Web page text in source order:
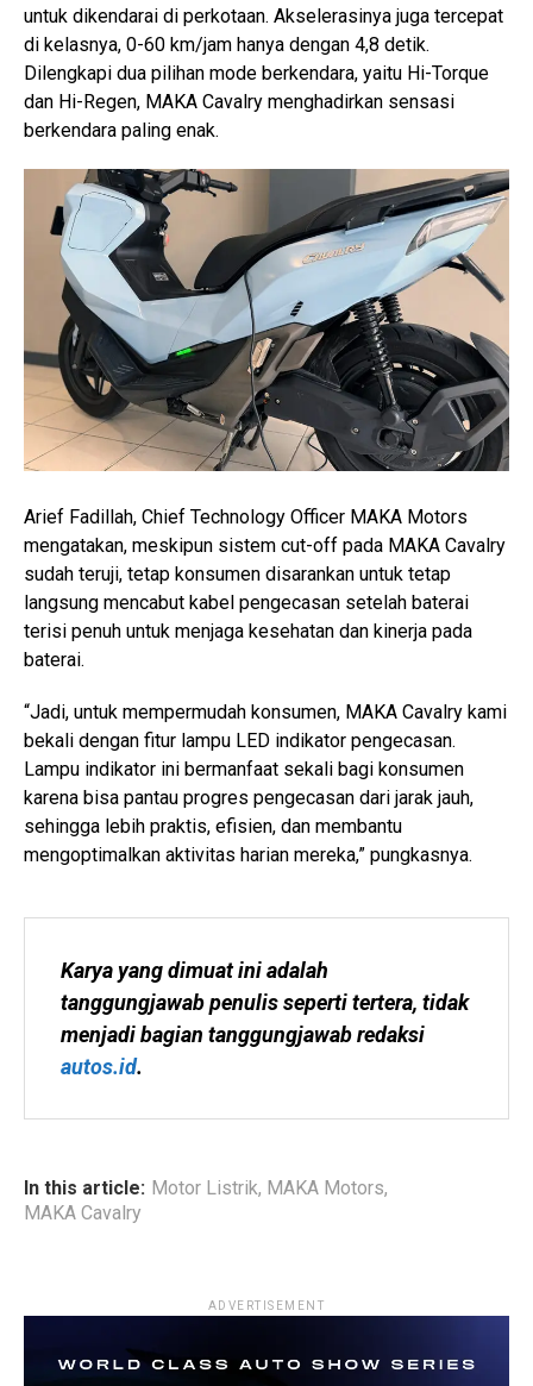
untuk dikendarai di perkotaan. Akselerasinya juga tercepat
di kelasnya, 0-60 km/jam hanya dengan 4,8 detik.
Dilengkapi dua pilihan mode berkendara, yaitu Hi-Torque
dan Hi-Regen, MAKA Cavalry menghadirkan sensasi
berkendara paling enak.
Arief Fadillah, Chief Technology Officer MAKA Motors
mengatakan, meskipun sistem cut-off pada MAKA Cavalry
sudah teruji, tetap konsumen disarankan untuk tetap
langsung mencabut kabel pengecasan setelah baterai
terisi penuh untuk menjaga kesehatan dan kinerja pada
baterai.
“Jadi, untuk mempermudah konsumen, MAKA Cavalry kami
bekali dengan fitur lampu LED indikator pengecasan.
Lampu indikator ini bermanfaat sekali bagi konsumen
karena bisa pantau progres pengecasan dari jarak jauh,
sehingga lebih praktis, efisien, dan membantu
mengoptimalkan aktivitas harian mereka,” pungkasnya.
Karya yang dimuat ini adalah
tanggungjawab penulis seperti tertera, tidak
autos.id.
In this article: Motor Listrik, MAKA Motors,
MAKA Cavalry
ADVERTISEMENT